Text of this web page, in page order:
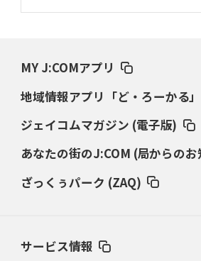
MY J:COMアプリ
地域情報アプリ「ど・ろーかる」
ジェイコムマガジン (電子版)
あなたの街のJ:COM (局からの
ざっくぅパーク (ZAQ)
サービス情報